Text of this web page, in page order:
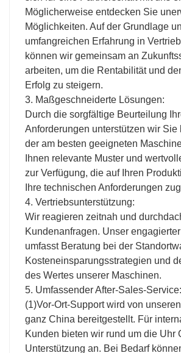
Möglicherweise entdecken Sie
Möglichkeiten. Auf der Grundlage
umfangreichen Erfahrung in
können wir gemeinsam an
arbeiten, um die Rentabilität und
Erfolg zu steigern.
3. Maßgeschneiderte Lösungen:
Durch die sorgfältige Beurteilung
Anforderungen unterstützen wir Sie
der am besten geeigneten
Ihnen relevante Muster und
zur Verfügung, die auf Ihren
Ihre technischen Anforderungen
4. Vertriebsunterstützung:
Wir reagieren zeitnah und
Kundenanfragen. Unser
umfasst Beratung bei der
Kosteneinsparungsstrategien und
des Wertes unserer Maschinen.
5. Umfassender After-Sales-Service:
(1)Vor-Ort-Support wird von
ganz China bereitgestellt. Für
Kunden bieten wir rund um die Uhr
Unterstützung an. Bei Bedarf